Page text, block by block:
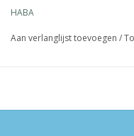
inhoud: 1 Robbi Gelato
HABA
Aan verlanglijst toevoegen /